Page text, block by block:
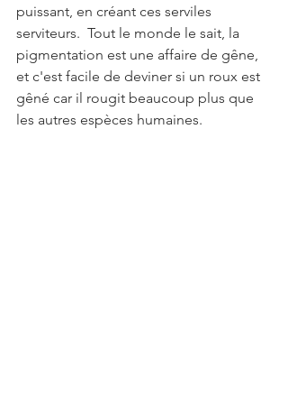
puissant, en créant ces serviles
serviteurs.  Tout le monde le sait, la
pigmentation est une affaire de gêne,
et c'est facile de deviner si un roux est
gêné car il rougit beaucoup plus que
les autres espèces humaines.